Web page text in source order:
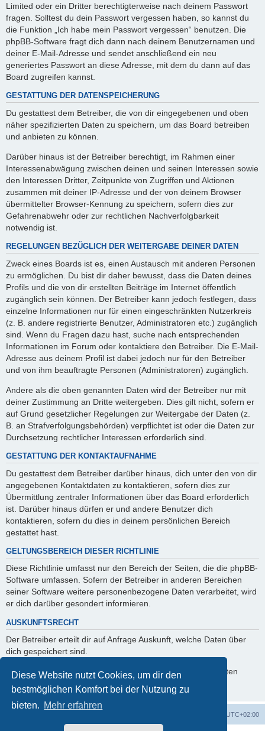
Diese Website nutzt Cookies, um dir den
bestmöglichen Komfort bei der Nutzung zu
bieten. Mehr erfahren
Limited oder ein Dritter berechtigterweise nach deinem Passwort
fragen. Solltest du dein Passwort vergessen haben, so kannst du
die Funktion „Ich habe mein Passwort vergessen“ benutzen. Die
phpBB-Software fragt dich dann nach deinem Benutzernamen und
deiner E-Mail-Adresse und sendet anschließend ein neu
generiertes Passwort an diese Adresse, mit dem du dann auf das
Board zugreifen kannst.
GESTATTUNG DER DATENSPEICHERUNG
Du gestattest dem Betreiber, die von dir eingegebenen und oben
näher spezifizierten Daten zu speichern, um das Board betreiben
und anbieten zu können.
Darüber hinaus ist der Betreiber berechtigt, im Rahmen einer
Interessenabwägung zwischen deinen und seinen Interessen sowie
den Interessen Dritter, Zeitpunkte von Zugriffen und Aktionen
zusammen mit deiner IP-Adresse und der von deinem Browser
übermittelter Browser-Kennung zu speichern, sofern dies zur
Gefahrenabwehr oder zur rechtlichen Nachverfolgbarkeit
notwendig ist.
REGELUNGEN BEZÜGLICH DER WEITERGABE DEINER DATEN
Zweck eines Boards ist es, einen Austausch mit anderen Personen
zu ermöglichen. Du bist dir daher bewusst, dass die Daten deines
Profils und die von dir erstellten Beiträge im Internet öffentlich
zugänglich sein können. Der Betreiber kann jedoch festlegen, dass
einzelne Informationen nur für einen eingeschränkten Nutzerkreis
(z. B. andere registrierte Benutzer, Administratoren etc.) zugänglich
sind. Wenn du Fragen dazu hast, suche nach entsprechenden
Informationen im Forum oder kontaktiere den Betreiber. Die E-Mail-
Adresse aus deinem Profil ist dabei jedoch nur für den Betreiber
und von ihm beauftragte Personen (Administratoren) zugänglich.
Andere als die oben genannten Daten wird der Betreiber nur mit
deiner Zustimmung an Dritte weitergeben. Dies gilt nicht, sofern er
auf Grund gesetzlicher Regelungen zur Weitergabe der Daten (z.
B. an Strafverfolgungsbehörden) verpflichtet ist oder die Daten zur
Durchsetzung rechtlicher Interessen erforderlich sind.
GESTATTUNG DER KONTAKTAUFNAHME
Du gestattest dem Betreiber darüber hinaus, dich unter den von dir
angegebenen Kontaktdaten zu kontaktieren, sofern dies zur
Übermittlung zentraler Informationen über das Board erforderlich
ist. Darüber hinaus dürfen er und andere Benutzer dich
kontaktieren, sofern du dies in deinem persönlichen Bereich
gestattet hast.
GELTUNGSBEREICH DIESER RICHTLINIE
Diese Richtlinie umfasst nur den Bereich der Seiten, die die phpBB-
Software umfassen. Sofern der Betreiber in anderen Bereichen
seiner Software weitere personenbezogene Daten verarbeitet, wird
er dich darüber gesondert informieren.
AUSKUNFTSRECHT
Der Betreiber erteilt dir auf Anfrage Auskunft, welche Daten über
dich gespeichert sind.
Du kannst jederzeit die Löschung bzw. Sperrung deiner Daten
verlangen. Kontaktiere hierzu bitte den Betreiber.
UTC+02:00